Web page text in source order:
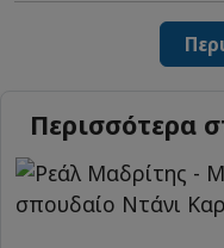
Περισσότερα